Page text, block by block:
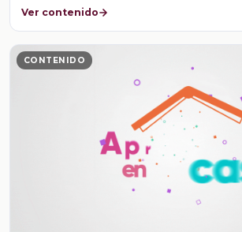
Ver contenido
CONTENIDO